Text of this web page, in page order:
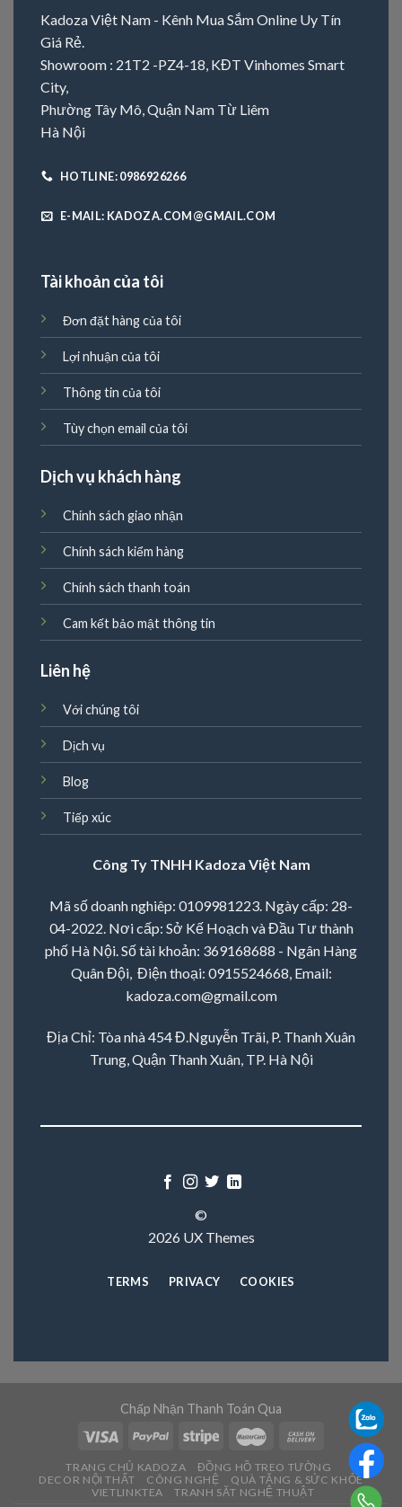
Kadoza Việt Nam - Kênh Mua Sắm Online Uy Tín
Giá Rẻ.
Showroom : 21T2 -PZ4-18, KĐT Vinhomes Smart
City,
Phường Tây Mô, Quận Nam Từ Liêm
Hà Nội
HOTLINE: 0986926266
E-MAIL: KADOZA.COM@GMAIL.COM
Tài khoản của tôi
Đơn đặt hàng của tôi
Lợi nhuận của tôi
Thông tin của tôi
Tùy chọn email của tôi
Dịch vụ khách hàng
Chính sách giao nhận
Chính sách kiểm hàng
Chính sách thanh toán
Cam kết bảo mật thông tin
Liên hệ
Với chúng tôi
Dịch vụ
Blog
Tiếp xúc
Công Ty TNHH Kadoza Việt Nam
Mã số doanh nghiêp: 0109981223. Ngày cấp: 28-
04-2022. Nơi cấp: Sở Kế Hoạch và Đầu Tư thành
phố Hà Nội. Số tài khoản: 369168688 - Ngân Hàng
Quân Đội, Điện thoại: 0915524668 , Email:
kadoza.com@gmail.com
Địa Chỉ: Tòa nhà 454 Đ.Nguyễn Trãi, P. Thanh Xuân
Trung, Quận Thanh Xuân, TP. Hà Nội
©
2026 UX Themes
TERMS PRIVACY COOKIES
Chấp Nhận Thanh Toán Qua
TRANG CHỦ KADOZA
ĐỒNG HỒ TREO TƯỜNG
DECOR NỘI THẤT
CÔNG NGHỆ
QUÀ TẶNG & SỨC KHỎE
VIETLINKTEA
TRANH SĂT NGHỆ THUẬT